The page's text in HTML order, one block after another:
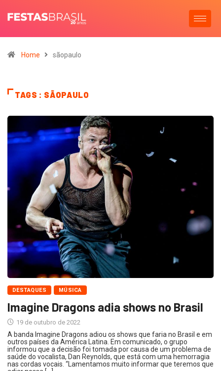
Home sãopaulo
TAGS : SÃOPAULO
DESTAQUES MÚSICA
Imagine Dragons adia shows no Brasil
19 de outubro de 2022
A banda Imagine Dragons adiou os shows que faria no Brasil e em
outros países da América Latina. Em comunicado, o grupo
informou que a decisão foi tomada por causa de um problema de
saúde do vocalista, Dan Reynolds, que está com uma hemorragia
nas cordas vocais. “Lamentamos muito informar que teremos que